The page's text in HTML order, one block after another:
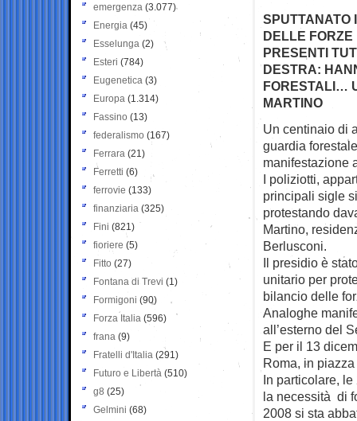
SPUTTANATO
DELLE FORZE
PRESENTI
DESTRA:
FORESTALI…
MARTINO
Un centinaio di
guardia
manifestazione
I poliziotti,
principali sigle
protestando
Martino,
Berlusconi.
Il presidio è
unitario per
bilancio delle
Analoghe
all’esterno del
E per il 13
Roma, in
In particolare,
la necessità di
2008 si sta
emergenza (3.077)
Energia (45)
Esselunga (2)
Esteri (784)
Eugenetica (3)
Europa (1.314)
Fassino (13)
federalismo (167)
Ferrara (21)
Ferretti (6)
ferrovie (133)
finanziaria (325)
Fini (821)
fioriere (5)
Fitto (27)
Fontana di Trevi (1)
Formigoni (90)
Forza Italia (596)
frana (9)
Fratelli d'Italia (291)
Futuro e Libertà (510)
g8 (25)
Gelmini (68)